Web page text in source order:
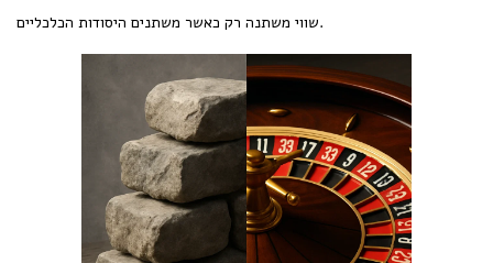
שווי משתנה רק כאשר משתנים היסודות הכלכליים.